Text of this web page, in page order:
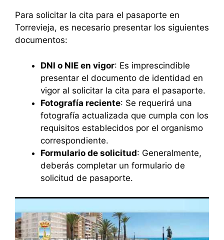
Para solicitar la cita para el pasaporte en
Torrevieja, es necesario presentar los siguientes
documentos:
DNI o NIE en vigor: Es imprescindible
presentar el documento de identidad en
vigor al solicitar la cita para el pasaporte.
Fotografía reciente: Se requerirá una
fotografía actualizada que cumpla con los
requisitos establecidos por el organismo
correspondiente.
Formulario de solicitud: Generalmente,
deberás completar un formulario de
solicitud de pasaporte.